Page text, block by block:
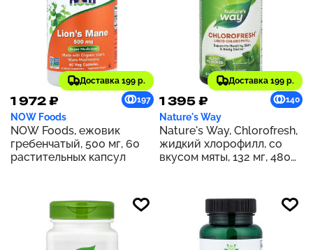
Доставка 199 р.
1 972 ₽ 197
NOW Foods
NOW Foods, ежовик
гребенчатый, 500 мг, 60
растительных капсул
Доставка 199 р.
1 395 ₽ 140
Nature's Way
Nature's Way, Chlorofresh,
жидкий хлорофилл, со
вкусом мяты, 132 мг, 480